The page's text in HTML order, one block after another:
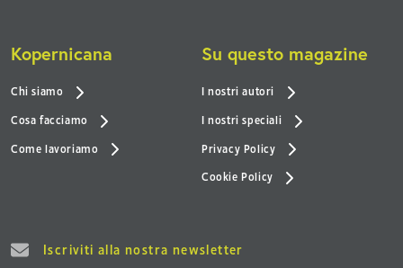
Kopernicana
Chi siamo
Cosa facciamo
Come lavoriamo
Su questo magazine
I nostri autori
I nostri speciali
Privacy Policy
Cookie Policy
Iscriviti alla nostra newsletter